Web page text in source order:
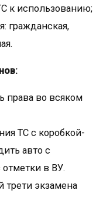
к использованию;
гражданская,
права во всяком
ТС с коробкой-
авто с
отметки в ВУ.
трети экзамена